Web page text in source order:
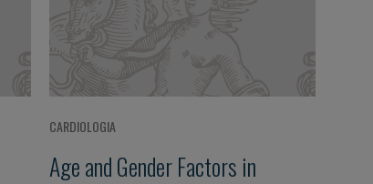
CARDIOLOGIA
Age and Gender Factors in